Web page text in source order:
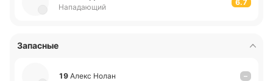
Нападающий
6.7
Запасные
19 Алекс Нолан –